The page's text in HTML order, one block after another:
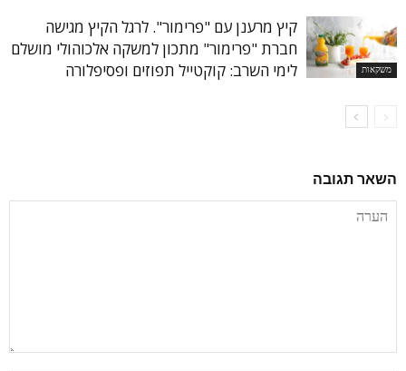
משקאות
קיץ מרענן עם "פרימור". לרגל הקיץ מגישה
חברת "פרימור" מתכון למשקה אלכוהולי מושלם
לימי השרב: קוקטייל תפוזים ופסיפלורה
השאר תגובה